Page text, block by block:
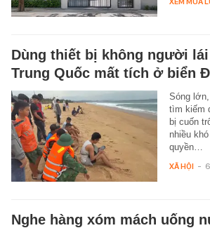
Dùng thiết bị không người
Trung Quốc mất tích ở biển
Sóng
tìm kiếm
bị cuốn
nhiều
quyền…
XÃ HỘI -
Nghe hàng xóm mách uống